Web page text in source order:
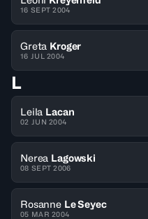
16 SEPT 2004
Greta Kroger
16 JUL 2004
L
Leila Lacan
02 JUN 2004
Nerea Lagowski
08 SEPT 2006
Rosanne Le Seyec
05 MAR 2004